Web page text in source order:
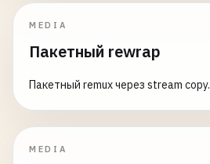
MEDIA
Пакетный rewrap
Пакетный remux через stream copy.
MEDIA